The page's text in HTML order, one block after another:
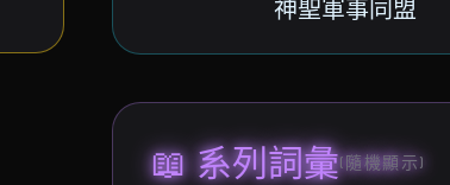
神聖軍事同盟
📖 系列詞彙(隨機顯示)